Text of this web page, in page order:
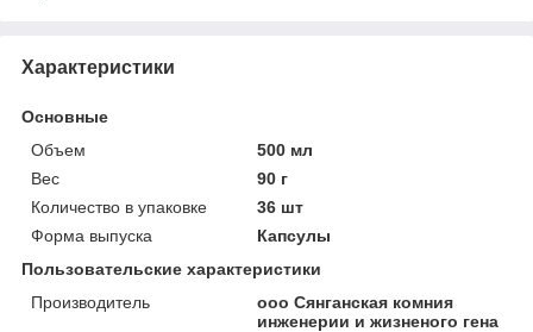
Характеристики
Основные
Объем
500 мл
Вес
90 г
Количество в упаковке
36 шт
Форма выпуска
Капсулы
Пользовательские характеристики
Производитель
ооо Сянганская комния
инженерии и жизненого гена